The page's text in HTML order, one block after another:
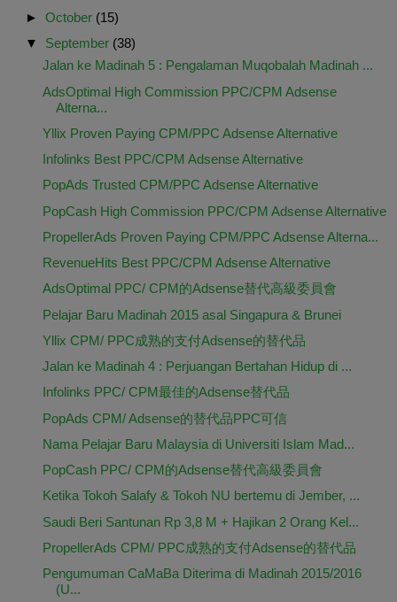
► October (15)
▼ September (38)
Jalan ke Madinah 5 : Pengalaman Muqobalah Madinah ...
AdsOptimal High Commission PPC/CPM Adsense
Alterna...
Yllix Proven Paying CPM/PPC Adsense Alternative
Infolinks Best PPC/CPM Adsense Alternative
PopAds Trusted CPM/PPC Adsense Alternative
PopCash High Commission PPC/CPM Adsense Alternative
PropellerAds Proven Paying CPM/PPC Adsense Alterna...
RevenueHits Best PPC/CPM Adsense Alternative
AdsOptimal PPC/ CPM的Adsense替代高級委員會
Pelajar Baru Madinah 2015 asal Singapura & Brunei
Yllix CPM/ PPC成熟的支付Adsense的替代品
Jalan ke Madinah 4 : Perjuangan Bertahan Hidup di ...
Infolinks PPC/ CPM最佳的Adsense替代品
PopAds CPM/ Adsense的替代品PPC可信
Nama Pelajar Baru Malaysia di Universiti Islam Mad...
PopCash PPC/ CPM的Adsense替代高級委員會
Ketika Tokoh Salafy & Tokoh NU bertemu di Jember, ...
Saudi Beri Santunan Rp 3,8 M + Hajikan 2 Orang Kel...
PropellerAds CPM/ PPC成熟的支付Adsense的替代品
Pengumuman CaMaBa Diterima di Madinah 2015/2016
(U...